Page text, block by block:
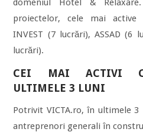
domeniul Hotel &
proiectelor, cele mai active
INVEST (7 lucrări), ASSAD (6
lucrări).
CEI MAI ACTIVI
ULTIMELE 3 LUNI
Potrivit VICTA.ro, în ultimele
antreprenori generali în